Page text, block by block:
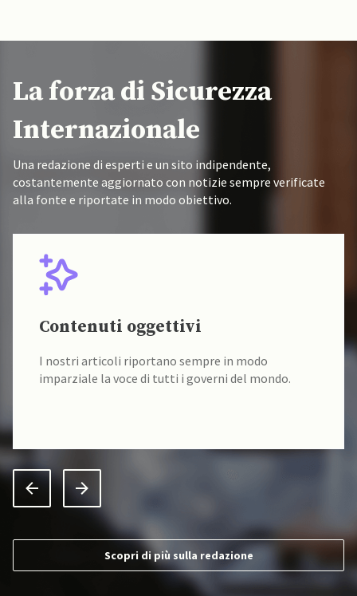
La forza di Sicurezza
Internazionale
Una redazione di esperti e un sito indipendente,
costantemente aggiornato con notizie sempre verificate
alla fonte e riportate in modo obiettivo.
Contenuti oggettivi
I nostri articoli riportano sempre in modo
imparziale la voce di tutti i governi del mondo.
Scopri di più sulla redazione